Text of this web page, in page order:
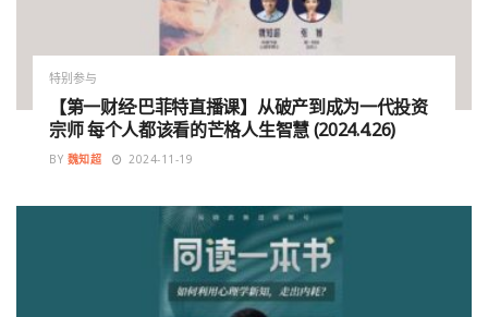
特别参与
【第一财经·巴菲特直播课】从破产到成为一代投资
宗师 每个人都该看的芒格人生智慧 (2024.4.26)
BY 魏知超 2024-11-19